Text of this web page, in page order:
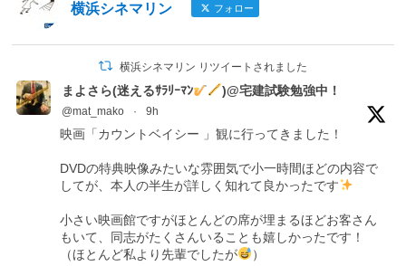
横浜シネマリン フォロー
横浜シネマリン リツイートされました
まよさら(迷えるｻﾗﾘｰﾏﾝ )@宅建試験勉強中！
@mat_mako · 9h
映画「カウントベイシー 」観に行ってきました！
DVDの特典映像みたいな雰囲気で小一時間ほどの内容で
してが、本人の半生が詳しく知れて良かったです
小さい映画館ですがほとんどの席が埋まるほどお客さん
もいて、同志がたくさんいることも嬉しかったです！
（ほとんど私より先輩でしたが
）